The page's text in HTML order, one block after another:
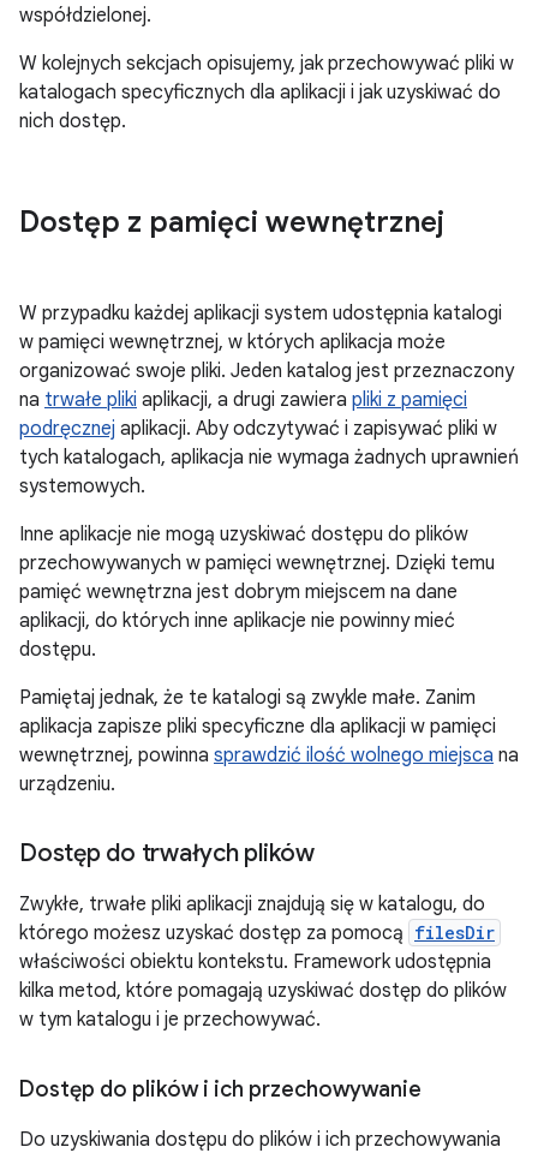
współdzielonej.
W kolejnych sekcjach opisujemy, jak przechowywać pliki w
katalogach specyficznych dla aplikacji i jak uzyskiwać do
nich dostęp.
Dostęp z pamięci wewnętrznej
W przypadku każdej aplikacji system udostępnia katalogi
w pamięci wewnętrznej, w których aplikacja może
organizować swoje pliki. Jeden katalog jest przeznaczony
na trwałe pliki aplikacji, a drugi zawiera pliki z pamięci
podręcznej aplikacji. Aby odczytywać i zapisywać pliki w
tych katalogach, aplikacja nie wymaga żadnych uprawnień
systemowych.
Inne aplikacje nie mogą uzyskiwać dostępu do plików
przechowywanych w pamięci wewnętrznej. Dzięki temu
pamięć wewnętrzna jest dobrym miejscem na dane
aplikacji, do których inne aplikacje nie powinny mieć
dostępu.
Pamiętaj jednak, że te katalogi są zwykle małe. Zanim
aplikacja zapisze pliki specyficzne dla aplikacji w pamięci
wewnętrznej, powinna sprawdzić ilość wolnego miejsca na
urządzeniu.
Dostęp do trwałych plików
Zwykłe, trwałe pliki aplikacji znajdują się w katalogu, do
którego możesz uzyskać dostęp za pomocą filesDir
właściwości obiektu kontekstu. Framework udostępnia
kilka metod, które pomagają uzyskiwać dostęp do plików
w tym katalogu i je przechowywać.
Dostęp do plików i ich przechowywanie
Do uzyskiwania dostępu do plików i ich przechowywania